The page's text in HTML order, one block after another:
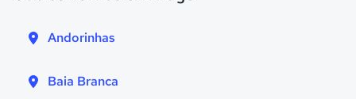
Andorinhas
Baia Branca